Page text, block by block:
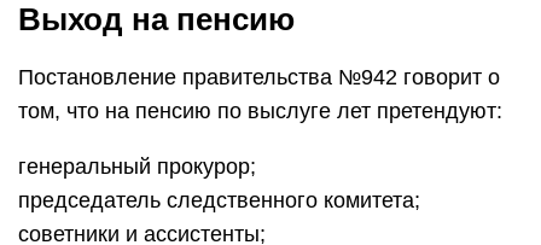
Выход на пенсию
Постановление правительства №942 говорит о
том, что на пенсию по выслуге лет претендуют:
генеральный прокурор;
председатель следственного комитета;
советники и ассистенты;